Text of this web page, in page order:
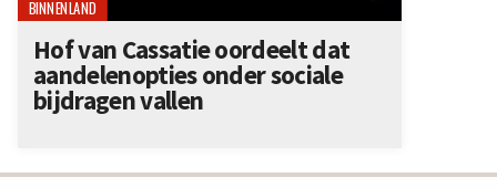
BINNENLAND
Hof van Cassatie oordeelt dat
aandelenopties onder sociale
bijdragen vallen